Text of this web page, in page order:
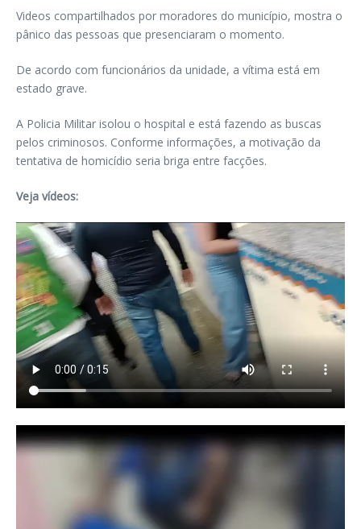
Videos compartilhados por moradores do município, mostra o
pânico das pessoas que presenciaram o momento.
De acordo com funcionários da unidade, a vítima está em
estado grave.
A Policia Militar isolou o hospital e está fazendo as buscas
pelos criminosos. Conforme informações, a motivação da
tentativa de homicídio seria briga entre facções.
Veja vídeos: